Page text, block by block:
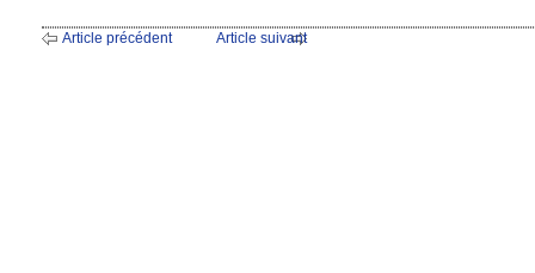
Article précédent Article suivant